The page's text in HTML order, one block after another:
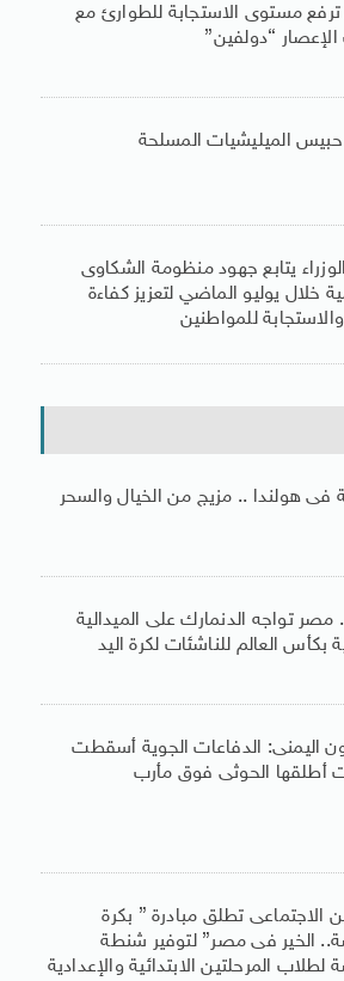
مستوى الاستجابة للطوارئ مع
الإعصار “دولفين”
حبيس الميليشيات المسلحة
يتابع جهود منظومة الشكاوى
خلال يوليو الماضي لتعزيز كفاءة
للمواطنين
فى هولندا .. مزيج من الخيال والسحر
مصر تواجه الدنمارك على الميدالية
بكأس العالم للناشئات لكرة اليد
اليمنى: الدفاعات الجوية أسقطت
أطلقها الحوثى فوق مأرب
الاجتماعى تطلق مبادرة ” بكرة
الخير فى مصر” لتوفير شنطة
لطلاب المرحلتين الابتدائية والإعدادية